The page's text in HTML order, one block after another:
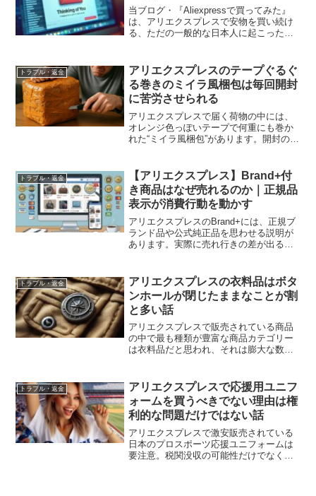
当ブログ・『Aliexpressで買ってみた』
は、アリエクスプレスで安物を買い続け
る、ただの一般的な日本人に起こった出
えていただきまして今後ともお読みいた
だけると幸いで...
トラブル・返金
アリエクスプレスのテープぐるぐ
る巻きのミイラ風梱包は毎回開封
に苦労させられる
アリエクスプレスで届く荷物の中には、
オレンジ色っぽいテープで何重にも巻か
れた“ミイラ風梱包”があります。開封のし
トラブル・返金
【アリエクスプレス】Brand+付
き商品はなぜ売れるのか｜正規品
表示が消費行動を動かす
アリエクスプレスのBrand+には、正規ブ
ランド品や公式純正品を思わせる説明が
あります。実際に売れ行きの差が出る様
トラブル・返金
アリエクスプレスの衣料品はボタ
ンホールが閉じたままなことが割
と多い話
アリエクスプレスで販売されている商品
の中で最も種類が豊富な商品カテゴリー
は衣料品だと思われ、それは膨大な数の
びやすい利点がある反面、とんでもない
クオリティの商品が平気で売...
トラブル・返金
アリエクスプレスで応援用ユニフ
ォームを買うべきでない理由は権
利的な問題だけではない話
アリエクスプレスで激安販売されている
日本のプロスポーツ応援ユニフォームは
要注意。税関没収の可能性だけでなく、